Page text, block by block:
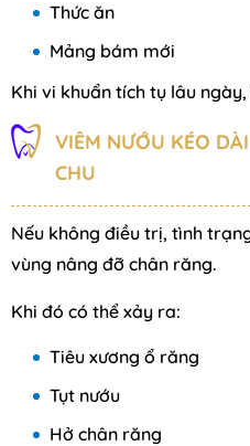
Thức ăn
Mảng bám mới
Khi vi khuẩn tích tụ lâu
VIÊM NƯỚU KÉO
CHU
Nếu không điều trị, tình
vùng nâng đỡ chân răng.
Khi đó có thể xảy ra:
Tiêu xương ổ răng
Tụt nướu
Hở chân răng